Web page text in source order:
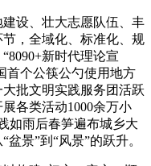
设、壮大志愿队伍、丰
，全域化、标准化、规
新时代理论宣
首个公筷公勺使用地方
批文明实践服务团活跃
各类活动1000余万小
如雨后春笋遍布城乡大
景”到“风景”的跃升。